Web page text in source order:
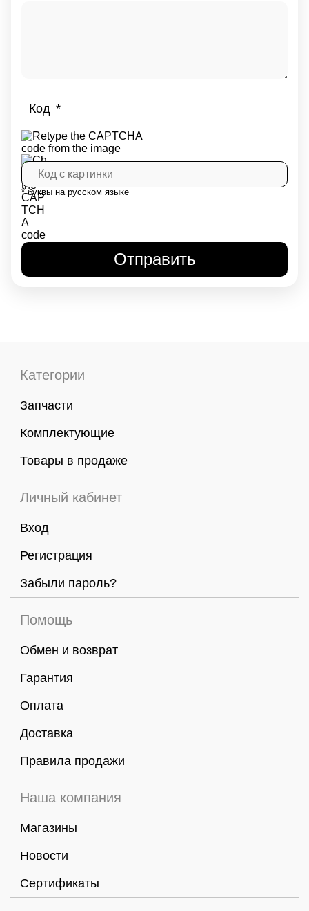
Код
* буквы на русском языке
Категории
Запчасти
Комплектующие
Товары в продаже
Личный кабинет
Вход
Регистрация
Забыли пароль?
Помощь
Обмен и возврат
Гарантия
Оплата
Доставка
Правила продажи
Наша компания
Магазины
Новости
Сертификаты